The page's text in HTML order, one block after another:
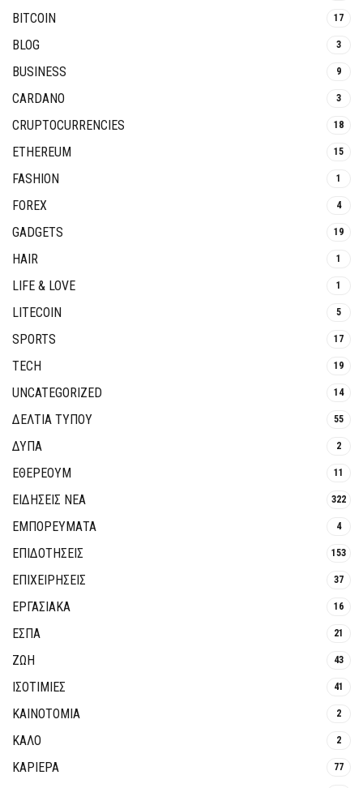
BITCOIN 17
BLOG 3
BUSINESS 9
CARDANO 3
CRUPTOCURRENCIES 18
ETHEREUM 15
FASHION 1
FOREX 4
GADGETS 19
HAIR 1
LIFE & LOVE 1
LITECOIN 5
SPORTS 17
TECH 19
UNCATEGORIZED 14
ΔΕΛΤΙΑ ΤΥΠΟΥ 55
ΔΥΠΑ 2
ΕΘΈΡΕΟΥΜ 11
ΕΙΔΗΣΕΙΣ ΝΕΑ 322
ΕΜΠΟΡΕΥΜΑΤΑ 4
ΕΠΙΔΟΤΗΣΕΙΣ 153
ΕΠΙΧΕΙΡΗΣΕΙΣ 37
ΕΡΓΑΣΙΑΚΑ 16
ΕΣΠΑ 21
ΖΩΗ 43
ΙΣΟΤΙΜΙΕΣ 41
ΚΑΙΝΟΤΟΜΊΑ 2
ΚΑΛΟ 2
ΚΑΡΙΕΡΑ 77